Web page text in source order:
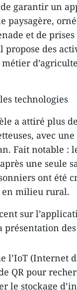
garantir un
paysagère,
et de
propose des
technologies
a attiré plus
avec
Fait notable :
une seule
ont été
en milieu rural.
sur
présentation
l’IoT (Internet
QR pour
le stockage